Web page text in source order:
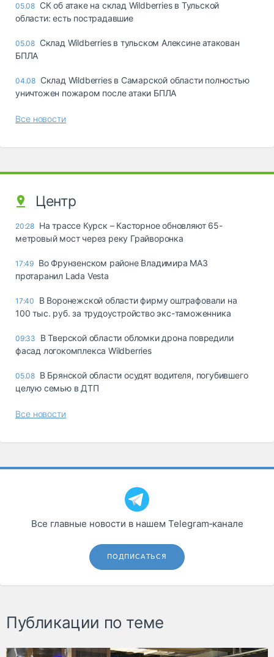
05.08 СК об атаке на склад Wildberries в Тульской
области: есть пострадавшие
05.08 Склад Wildberries в тульском Алексине атакован
БПЛА
04.08 Склад Wildberries в Самарской области полностью
уничтожен пожаром после атаки БПЛА
Все новости
Центр
20:28 На трассе Курск – Касторное обновляют 65-
метровый мост через реку Грайворонка
17:49 Во Фрунзенском районе Владимира МАЗ
протаранил Lada Vesta
17:40
В Воронежской области фирму оштрафовали на
100 тыс. руб. за трудоустройство экс-таможенника
09:33
В Тверской области обломки дрона повредили
фасад логокомплекса Wildberries
05.08 В Брянской области осудят водителя, погубившего
целую семью в ДТП
Все новости
Все главные новости в нашем Telegram‑канале
ПОДПИСАТЬСЯ
Публикации по теме